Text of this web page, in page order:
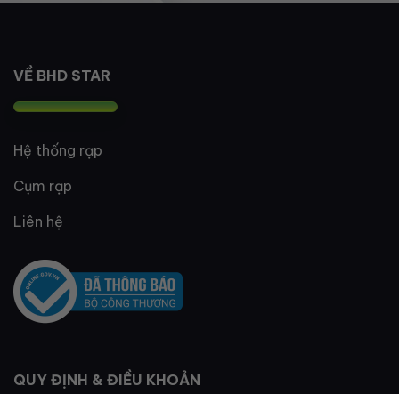
VỀ BHD STAR
Hệ thống rạp
Cụm rạp
Liên hệ
QUY ĐỊNH & ĐIỀU KHOẢN